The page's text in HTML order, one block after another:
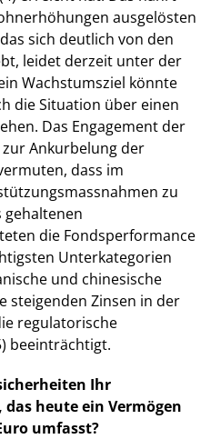
ausgelösten
sich deutlich von den
leidet derzeit unter der
Wachstumsziel könnte
die Situation über einen
Das Engagement der
Ankurbelung der
dass im
zu
gehaltenen
die Fondsperformance
Unterkategorien
und chinesische
steigenden Zinsen in der
regulatorische
beeinträchtigt.
Ihr
heute ein Vermögen
umfasst?